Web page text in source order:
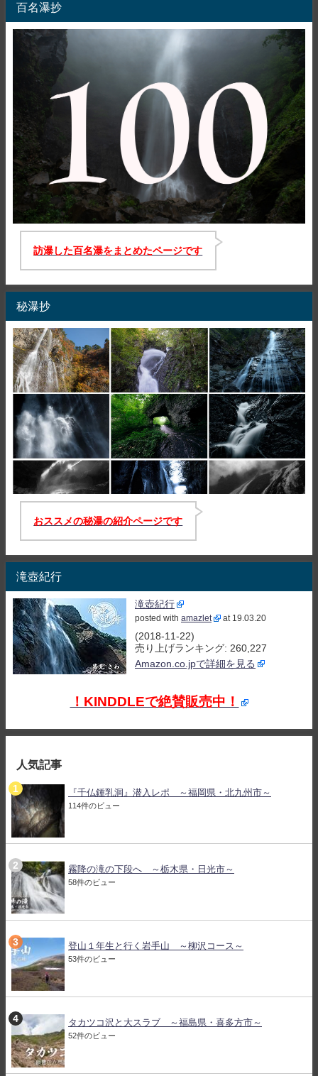
百名瀑抄
訪瀑した百名瀑をまとめたページです
秘瀑抄
おススメの秘瀑の紹介ページです
滝壺紀行
滝壺紀行
posted with amazlet at 19.03.20
(2018-11-22)
売り上げランキング: 260,227
Amazon.co.jpで詳細を見る
！KINDDLEで絶賛販売中！
人気記事
『千仏鍾乳洞』潜入レポ ～福岡県・北九州市～
114件のビュー
霧降の滝の下段へ ～栃木県・日光市～
58件のビュー
登山１年生と行く岩手山 ～柳沢コース～
53件のビュー
タカツコ沢と大スラブ ～福島県・喜多方市～
52件のビュー